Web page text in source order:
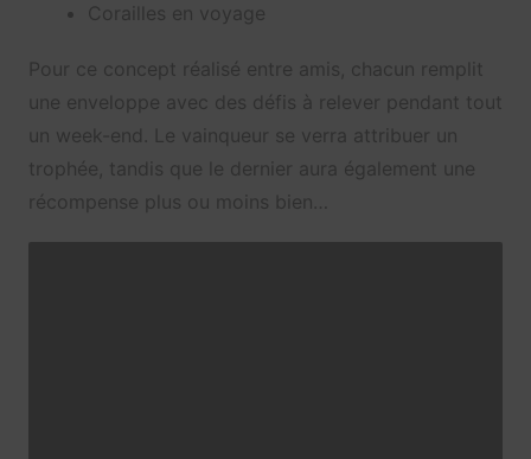
Corailles en voyage
Pour ce concept réalisé entre amis, chacun remplit
une enveloppe avec des défis à relever pendant tout
un week-end. Le vainqueur se verra attribuer un
trophée, tandis que le dernier aura également une
récompense plus ou moins bien…